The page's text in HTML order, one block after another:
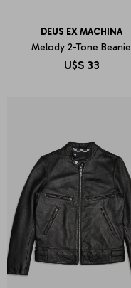
DEUS EX MACHINA
Melody 2-Tone Beanie
U$S 33